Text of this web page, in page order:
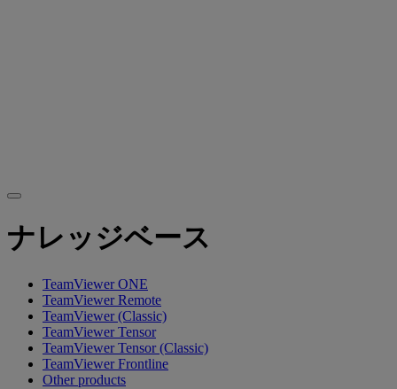
ナレッジベース
TeamViewer ONE
TeamViewer Remote
TeamViewer (Classic)
TeamViewer Tensor
TeamViewer Tensor (Classic)
TeamViewer Frontline
Other products